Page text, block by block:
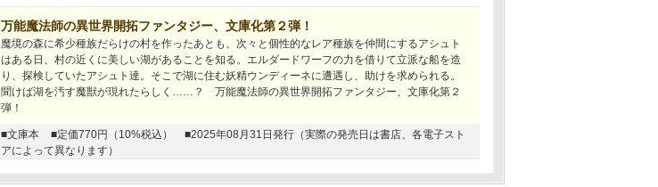
万能魔法師の異世界開拓ファンタジー、文庫化第２弾！
魔境の森に希少種族だらけの村を作ったあとも、次々と個性的なレア種族を仲間にするアシュト
はある日、村の近くに美しい湖があることを知る。エルダードワーフの力を借りて立派な船を造
り、探検していたアシュト達。そこで湖に住む妖精ウンディーネに遭遇し、助けを求められる。
聞けば湖を汚す魔獣が現れたらしく……？ 万能魔法師の異世界開拓ファンタジー、文庫化第２
弾！
■文庫本 ■定価770円（10%税込）
■2025年08月31日発行（実際の発売日は書店、各電子スト
アによって異なります）